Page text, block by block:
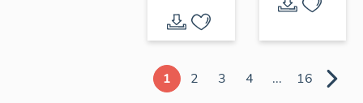
1 2 3 4 ... 16